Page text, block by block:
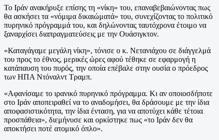
Το Ιράν ανακήρυξε επίσης τη «νίκη» του, επαναβεβαιώνοντας πως
θα ασκήσει τα «νόμιμα δικαιώματά» του, συνεχίζοντας το πολιτικό
πυρηνικό πρόγραμμά του, και δηλώνοντας ταυτόχρονα έτοιμο να
ξαναρχίσει διαπραγματεύσεις με την Ουάσιγκτον.
«Καταγάγαμε μεγάλη νίκη», τόνισε ο κ. Νετανιάχου σε διάγγελμά
του προς το έθνος, μερικές ώρες αφού τέθηκε σε εφαρμογή η
κατάπαυση του πυρός, την οποία επέβαλε στην ουσία ο πρόεδρος
των ΗΠΑ Ντόναλντ Τραμπ.
«Αφανίσαμε το ιρανικό πυρηνικό πρόγραμμα. Κι αν οποιοσδήποτε
στο Ιράν αποπειραθεί να το αναδομήσει, θα δράσουμε με την ίδια
αποφασιστικότητα, την ίδια ένταση, για να αποτύχει κάθε τέτοια
προσπάθεια», διεμήνυσε και ορκίστηκε πως «το Ιράν δεν θα
αποκτήσει ποτέ ατομικό όπλο».